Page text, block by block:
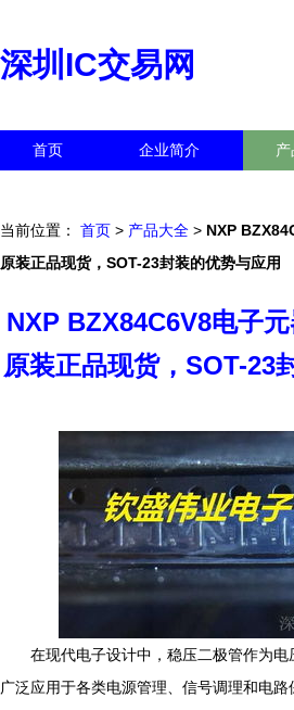
深圳IC交易网
首页 企业简介
当前位置： 首页 > 产品大全 > NXP
原装正品现货，SOT-23封装的优势与应用
NXP BZX84C6V8电子
原装正品现货，SOT-23
在现代电子设计中，稳压二极管作为
广泛应用于各类电源管理、信号调理和电